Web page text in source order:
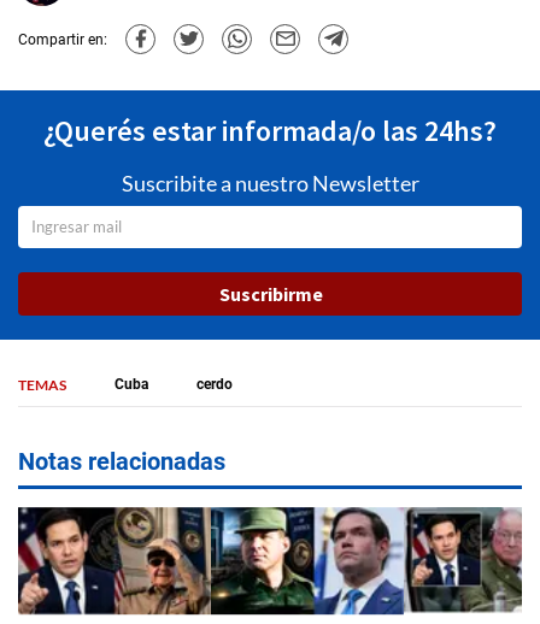
Compartir en:
¿Querés estar informada/o las 24hs?
Suscribite a nuestro Newsletter
Suscribirme
TEMAS Cuba cerdo
Notas relacionadas